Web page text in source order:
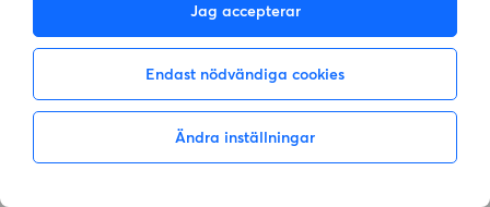
Jag accepterar
Endast nödvändiga cookies
Ändra inställningar